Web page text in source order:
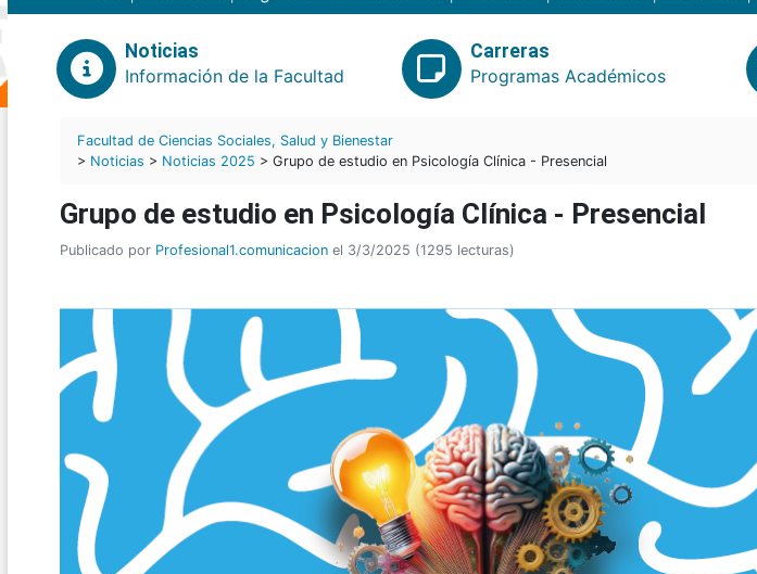
Noticias
Información de la Facultad
Carreras
Programas Académicos
Facultad de Ciencias Sociales, Salud y Bienestar
> Noticias > Noticias 2025 > Grupo de estudio en Psicología Clínica - Presencial
Grupo de estudio en Psicología Clínica - Presencial
Publicado por Profesional1.comunicacion el 3/3/2025 (1295 lecturas)